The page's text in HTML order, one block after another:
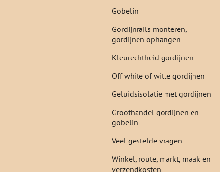
Gobelin
Gordijnrails monteren,
gordijnen ophangen
Kleurechtheid gordijnen
Off white of witte gordijnen
Geluidsisolatie met gordijnen
Groothandel gordijnen en
gobelin
Veel gestelde vragen
Winkel, route, markt, maak en
verzendkosten